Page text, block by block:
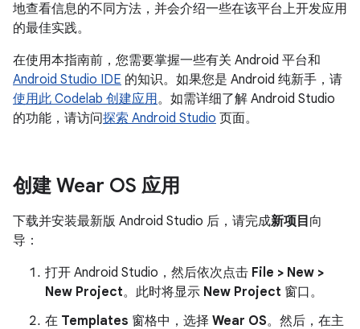
地查看信息的不同方法，并会介绍一些在该平台上开发应用
的最佳实践。
在使用本指南前，您需要掌握一些有关 Android 平台和
Android Studio IDE 的知识。如果您是 Android 纯新手，请
使用此 Codelab 创建应用。如需详细了解 Android Studio
的功能，请访问探索 Android Studio 页面。
创建 Wear OS 应用
下载并安装最新版 Android Studio 后，请完成新项目 向
导：
打开 Android Studio，然后依次点击 File > New >
New Project。此时将显示 New Project 窗口。
在 Templates 窗格中，选择 Wear OS。然后，在主